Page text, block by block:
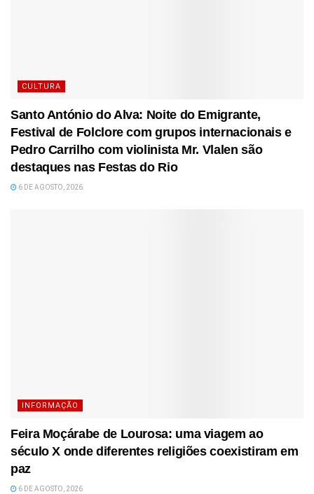
CULTURA
Santo António do Alva: Noite do Emigrante,
Festival de Folclore com grupos internacionais e
Pedro Carrilho com violinista Mr. Vlalen são
destaques nas Festas do Rio
6 DE AGOSTO, 2026
INFORMAÇÃO
Feira Moçárabe de Lourosa: uma viagem ao
século X onde diferentes religiões coexistiram em
paz
6 DE AGOSTO, 2026